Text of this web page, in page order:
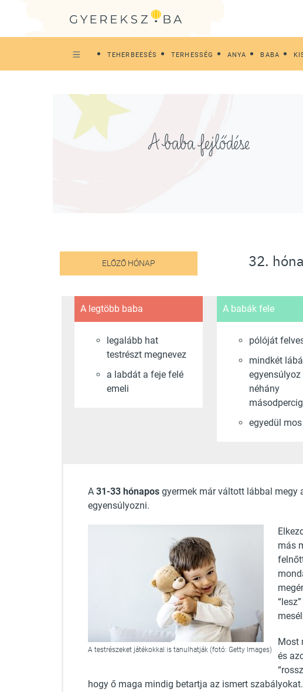
TEHERBEESÉS TERHESSÉG ANYA BABA
A baba fejlődése
ELŐZŐ HÓNAP 32.
A legtöbb baba
legalább hat
testrészt megnevez
a labdát a feje felé
emeli
A babák fele
pólóját
mindkét
egyensúlyoz
néhány
másodpercig
egyedül
A 31-33 hónapos gyermek már váltott lábbal megy
egyensúlyozni.
A testrészeket játékokkal is tanulhatják (fotó: Getty Images)
más
Most
és
hogy ő maga mindig betartja az ismert